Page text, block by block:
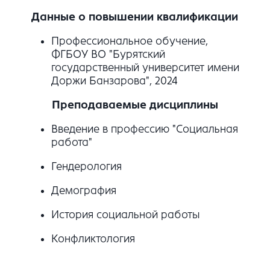
Данные о повышении квалификации
Профессиональное обучение,
ФГБОУ ВО "Бурятский
государственный университет имени
Доржи Банзарова", 2024
Преподаваемые дисциплины
Введение в профессию "Социальная
работа"
Гендерология
Демография
История социальной работы
Конфликтология